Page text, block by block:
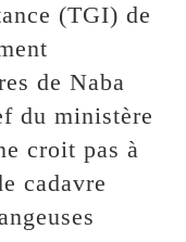
(TGI) de
de Naba
du ministère
croit pas à
cadavre